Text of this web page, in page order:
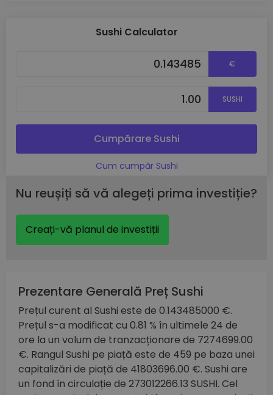
Sushi Calculator
€
SUSHI
Cumpărare Sushi
Cum cumpăr Sushi
Nu reușiți să vă alegeți prima investiție?
Creați-vă planul de investiții
Prezentare Generală Preț Sushi
Prețul curent al Sushi este de 0.143485000 €.
Prețul s-a modificat cu 0.81 % în ultimele 24 de
ore la un volum de tranzacționare de 7274699.00
€. Rangul Sushi pe piață este de 459 pe baza unei
capitalizări de piață de 41803696.00 €. Sushi are
un fond în circulație de 273012266.13 SUSHI. Cel